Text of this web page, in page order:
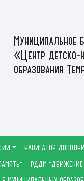
Муниципальное
«Центр детско-
образования
НАВИГАТОР
РДДМ "ДВИЖЕНИЕ